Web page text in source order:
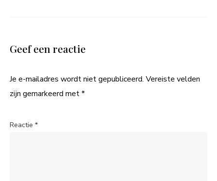
Geef een reactie
Je e-mailadres wordt niet gepubliceerd. Vereiste velden
zijn gemarkeerd met*
Reactie *